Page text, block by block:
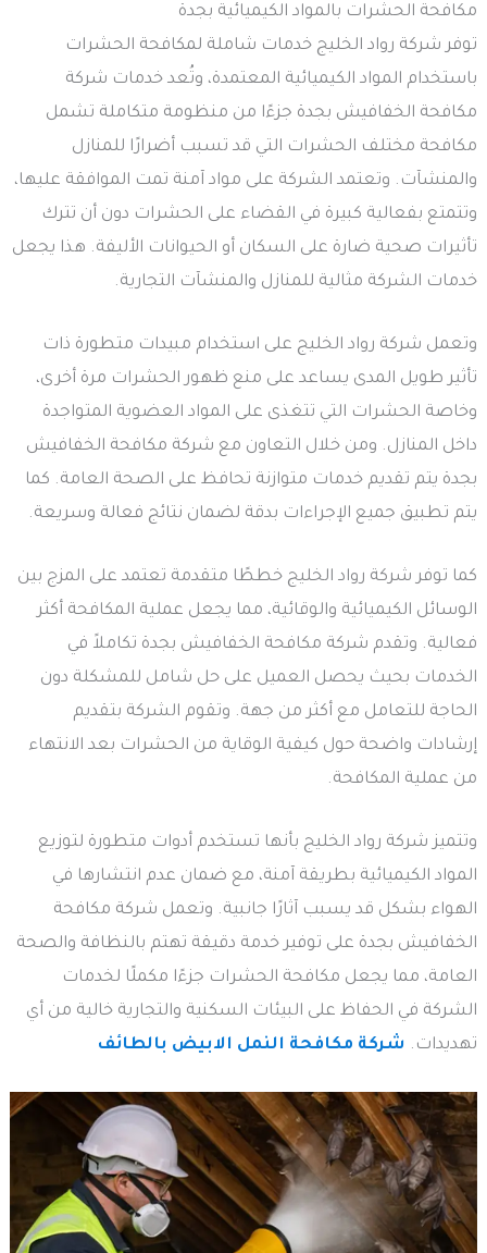
مكافحة الحشرات بالمواد الكيميائية بجدة
توفر شركة رواد الخليج خدمات شاملة لمكافحة الحشرات
باستخدام المواد الكيميائية المعتمدة، وتُعد خدمات شركة
مكافحة الخفافيش بجدة جزءًا من منظومة متكاملة تشمل
مكافحة مختلف الحشرات التي قد تسبب أضرارًا للمنازل
والمنشآت. وتعتمد الشركة على مواد آمنة تمت الموافقة عليها،
وتتمتع بفعالية كبيرة في القضاء على الحشرات دون أن تترك
تأثيرات صحية ضارة على السكان أو الحيوانات الأليفة. هذا يجعل
خدمات الشركة مثالية للمنازل والمنشآت التجارية.
وتعمل شركة رواد الخليج على استخدام مبيدات متطورة ذات
تأثير طويل المدى يساعد على منع ظهور الحشرات مرة أخرى،
وخاصة الحشرات التي تتغذى على المواد العضوية المتواجدة
داخل المنازل. ومن خلال التعاون مع شركة مكافحة الخفافيش
بجدة يتم تقديم خدمات متوازنة تحافظ على الصحة العامة. كما
يتم تطبيق جميع الإجراءات بدقة لضمان نتائج فعالة وسريعة.
كما توفر شركة رواد الخليج خططًا متقدمة تعتمد على المزج بين
الوسائل الكيميائية والوقائية، مما يجعل عملية المكافحة أكثر
فعالية. وتقدم شركة مكافحة الخفافيش بجدة تكاملاً في
الخدمات بحيث يحصل العميل على حل شامل للمشكلة دون
الحاجة للتعامل مع أكثر من جهة. وتقوم الشركة بتقديم
إرشادات واضحة حول كيفية الوقاية من الحشرات بعد الانتهاء
من عملية المكافحة.
وتتميز شركة رواد الخليج بأنها تستخدم أدوات متطورة لتوزيع
المواد الكيميائية بطريقة آمنة، مع ضمان عدم انتشارها في
الهواء بشكل قد يسبب آثارًا جانبية. وتعمل شركة مكافحة
الخفافيش بجدة على توفير خدمة دقيقة تهتم بالنظافة والصحة
العامة، مما يجعل مكافحة الحشرات جزءًا مكملًا لخدمات
الشركة في الحفاظ على البيئات السكنية والتجارية خالية من أي
تهديدات. شركة مكافحة النمل الابيض بالطائف